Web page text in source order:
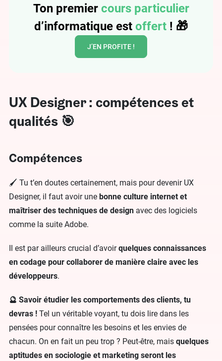
Ton premier cours particulier
d’informatique est offert ! 🎁
J’EN PROFITE !
UX Designer : compétences et
qualités 🎯
Compétences
🖌️ Tu t’en doutes certainement, mais pour devenir UX
Designer, il faut avoir une bonne culture internet et
maîtriser des techniques de design avec des logiciels
comme la suite Adobe.
Il est par ailleurs crucial d’avoirquelques connaissances
en codage pour collaborer de manière claire avec les
développeurs.
🔮 Savoir étudier les comportements des clients, tu
devras ! Tel un véritable voyant, tu dois lire dans les
pensées pour connaître les besoins et les envies de
chacun. On en fait un peu trop ? Peut-être, mais quelques
aptitudes en sociologie et marketing seront les